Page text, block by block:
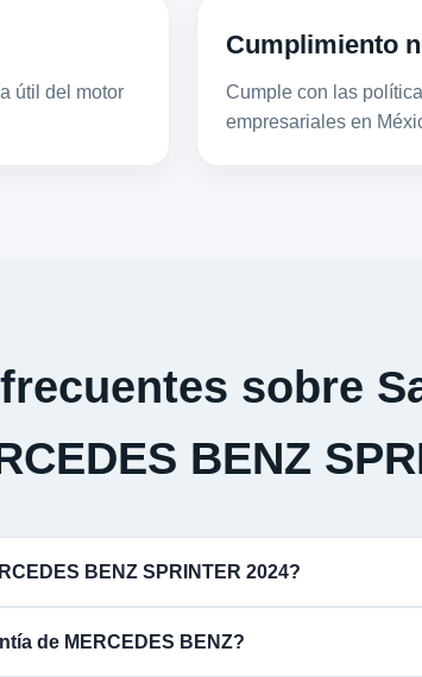
útil del motor
Cumplimiento
Cumple con las
empresariales en
sobre
BENZ
BENZ SPRINTER 2024?
de MERCEDES BENZ?